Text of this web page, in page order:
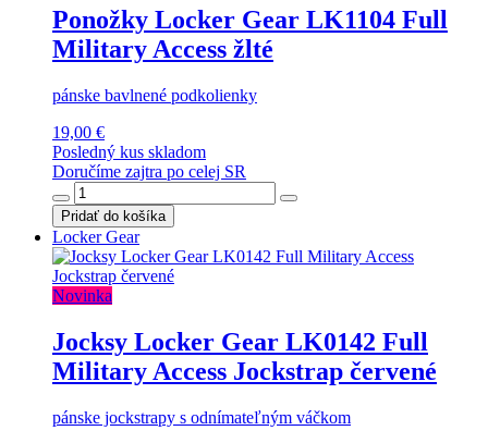
Ponožky Locker Gear LK1104 Full
Military Access žlté
pánske bavlnené podkolienky
19,00 €
Posledný kus skladom
Doručíme zajtra po celej SR
Pridať do košíka
Locker Gear
Novinka
Jocksy Locker Gear LK0142 Full
Military Access Jockstrap červené
pánske jockstrapy s odnímateľným váčkom